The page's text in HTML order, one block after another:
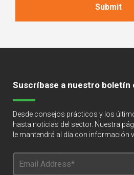
Suscríbase a nuestro
Desde consejos prácticos y los
hasta noticias del sector. Nuestra
le mantendrá al día con información